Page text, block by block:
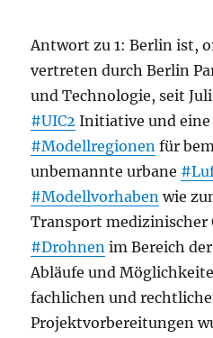
Antwort zu 1: Berlin ist,
vertreten durch Berlin
und Technologie, seit
#UIC2 Initiative und eine
#Modellregionen für
unbemannte urbane
#Modellvorhaben wie
Transport
#Drohnen im Bereich der
Abläufe und
fachlichen und
Projektvorbereitungen